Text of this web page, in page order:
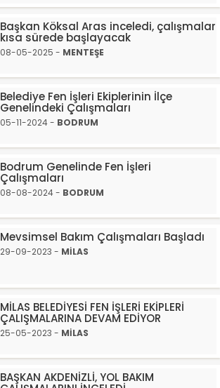
Başkan Köksal Aras inceledi, çalışmalar
kısa sürede başlayacak
08-05-2025 - MENTEŞE
Belediye Fen İşleri Ekiplerinin İlçe
Genelindeki Çalışmaları
05-11-2024 - BODRUM
Bodrum Genelinde Fen İşleri
Çalışmaları
08-08-2024 - BODRUM
Mevsimsel Bakım Çalışmaları Başladı
29-09-2023 - MİLAS
MİLAS BELEDİYESİ FEN İŞLERİ EKİPLERİ
ÇALIŞMALARINA DEVAM EDİYOR
25-05-2023 - MİLAS
BAŞKAN AKDENİZLİ, YOL BAKIM